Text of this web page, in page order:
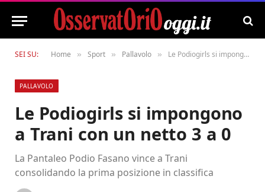
SEI SU: Home » Sport » Pallavolo » Le Podiogirls si impongono a Trani con un netto 3 a 0
PALLAVOLO
Le Podiogirls si impongono
a Trani con un netto 3 a 0
La Pantaleo Podio Fasano vince a Trani
consolidando la prima posizione in classifica